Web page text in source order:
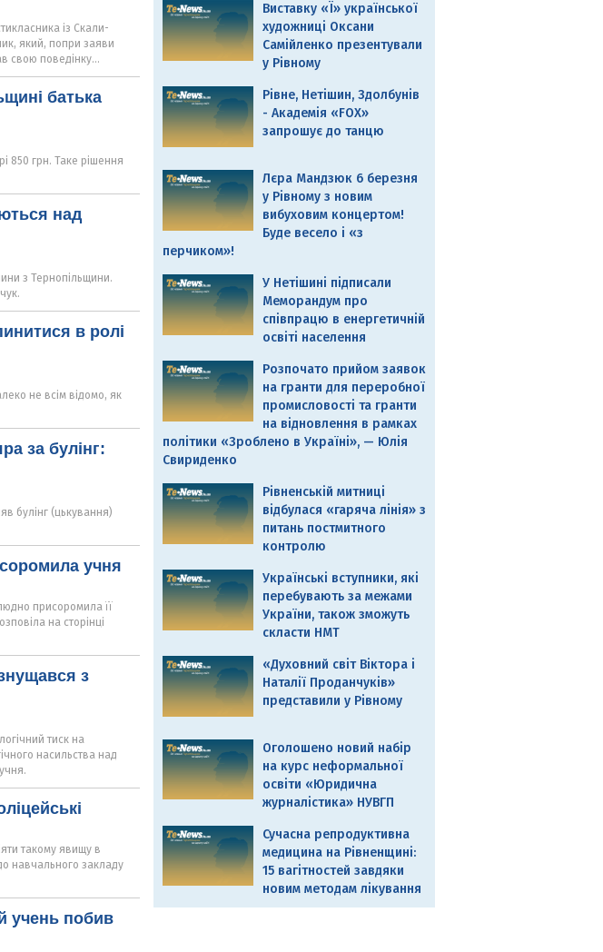
із Скали-
який, попри заяви
свою поведінку...
батька
850 грн. Таке рішення
над
з Тернопільщини.
в ролі
не всім відомо, як
за булінг:
булінг (цькування)
учня
присоромила її
на сторінці
з
тиск на
насильства над
такому явищу в
навчального закладу
учень побив
Виставку «Ї» української
художниці Оксани
Самійленко презентували
у Рівному
Рівне, Нетішин, Здолбунів
- Академія «FOX»
запрошує до танцю
Лєра Мандзюк 6 березня
у Рівному з новим
вибуховим концертом!
Буде весело і «з
перчиком»!
У Нетішині підписали
Меморандум про
співпрацю в енергетичній
освіті населення
Розпочато прийом заявок
на гранти для переробної
промисловості та гранти
на відновлення в рамках
політики «Зроблено в Україні», — Юлія
Свириденко
Рівненській митниці
відбулася «гаряча лінія» з
питань постмитного
контролю
Українські вступники, які
перебувають за межами
України, також зможуть
скласти НМТ
«Духовний світ Віктора і
Наталії Проданчуків»
представили у Рівному
Оголошено новий набір
на курс неформальної
освіти «Юридична
журналістика» НУВГП
Сучасна репродуктивна
медицина на Рівненщині:
15 вагітностей завдяки
новим методам лікування